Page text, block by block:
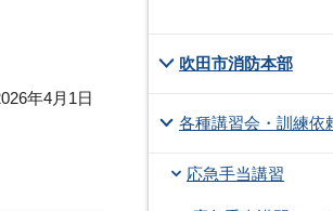
年4月1日
吹田市消防本部
各種講習会・訓練依
応急手当講習